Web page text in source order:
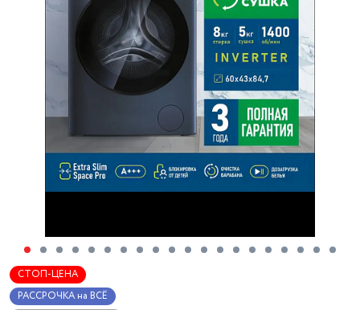
СТОП-ЦЕНА
РАССРОЧКА на ВСЁ